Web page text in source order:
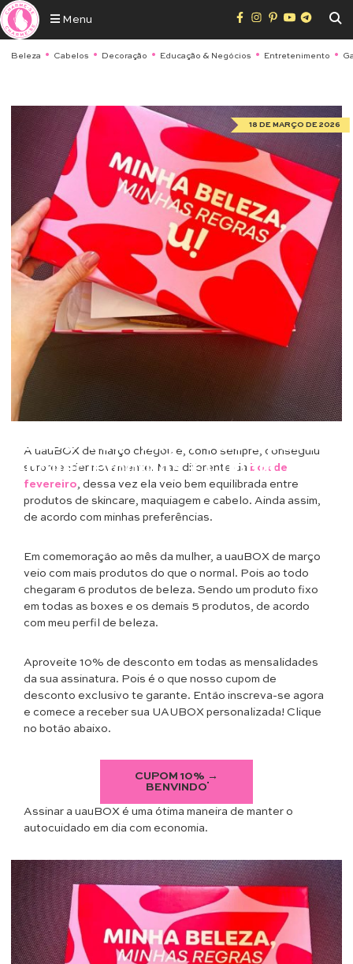
Menu
Beleza Cabelos Decoração Educação & Negócios Entretenimento
uauBOX de Março: Vale a pena?
Spoiler, Produtos + Cupom
18 DE MARÇO DE 2026
A uauBOX de março chegou e, como sempre, conseguiu
surpreender novamente. Mas diferente da box de
fevereiro, dessa vez ela veio bem equilibrada entre
produtos de skincare, maquiagem e cabelo. Ainda assim,
de acordo com minhas preferências.
Em comemoração ao mês da mulher, a uauBOX de março
veio com mais produtos do que o normal. Pois ao todo
chegaram 6 produtos de beleza. Sendo um produto fixo
em todas as boxes e os demais 5 produtos, de acordo
com meu perfil de beleza.
Aproveite 10% de desconto em todas as mensalidades
da sua assinatura. Pois é o que nosso cupom de
desconto exclusivo te garante. Então inscreva-se agora
e comece a receber sua UAUBOX personalizada! Clique
no botão abaixo.
CUPOM 10% →
BENVINDO
Assinar a uauBOX é uma ótima maneira de manter o
autocuidado em dia com economia.